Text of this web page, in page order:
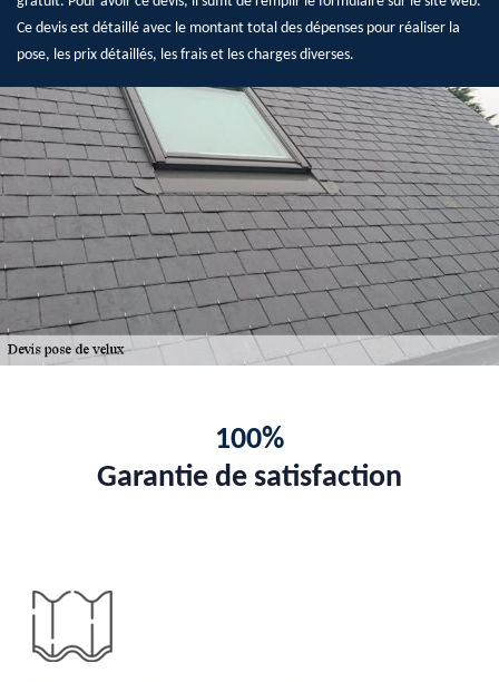
Ce devis est détaillé avec le montant total des dépenses pour réaliser la
pose, les prix détaillés, les frais et les charges diverses.
100%
Garantie de satisfaction